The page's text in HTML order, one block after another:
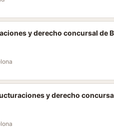
y derecho concursal de
y derecho